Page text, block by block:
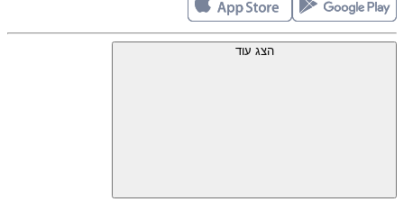
הצג עוד